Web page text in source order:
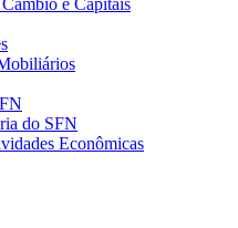
e Capitais
do SFN
Econômicas